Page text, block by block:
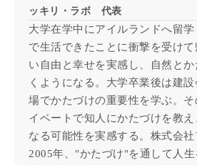
ッキリ・ラボ 代表
大学在学中にアイルランドへ留
で生活できたことに衝撃を受け
い自由と幸せを実感し、自然と
くようになる。大学卒業後は建
場でかたづけの重要性を学ぶ。
イベートで知人にかたづけを教
なる可能性を実感する。株式会
2005年、"かたづけ"を通して人